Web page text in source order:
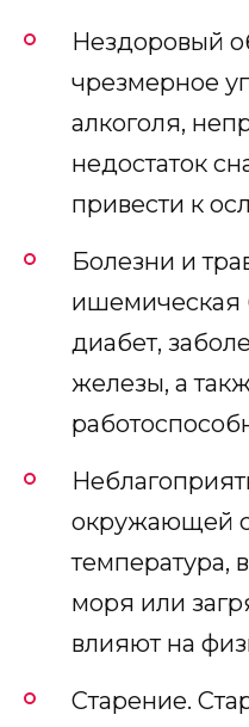
Нездоровый
чрезмерное
алкоголя,
недостаток
привести к
Болезни и
ишемическая
диабет,
железы, а
окружающей
температура,
моря или
влияют на
Старение.